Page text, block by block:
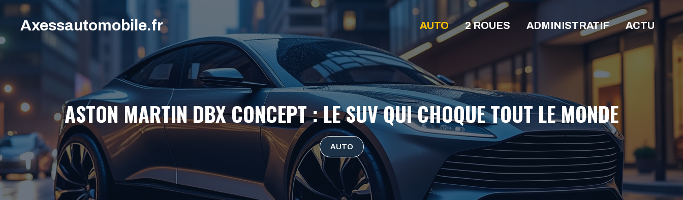
Aller
contenu
Axessautomobile.fr AUTO 2 ROUES ADMINISTRATIF ACTU
ASTON MARTIN DBX CONCEPT : LE SUV QUI CHOQUE TOUT LE MONDE
AUTO